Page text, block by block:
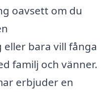
oavsett om du
bara vill fånga
familj och vänner.
erbjuder en